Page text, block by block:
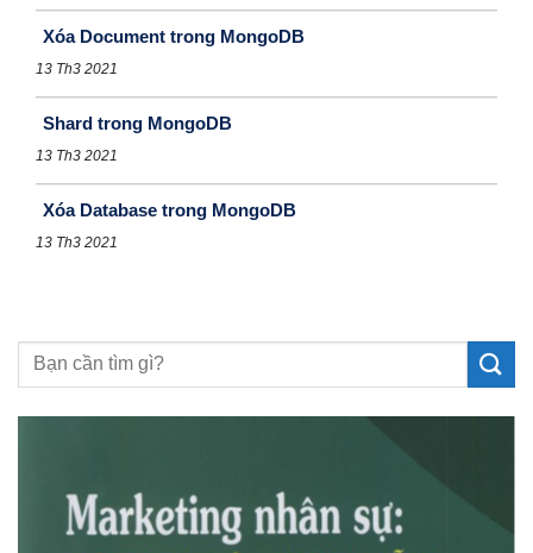
Xóa Document trong MongoDB
13 Th3 2021
Shard trong MongoDB
13 Th3 2021
Xóa Database trong MongoDB
13 Th3 2021